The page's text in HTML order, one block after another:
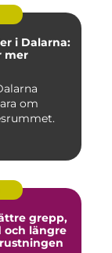
i Dalarna:
mer
om
grepp,
och längre